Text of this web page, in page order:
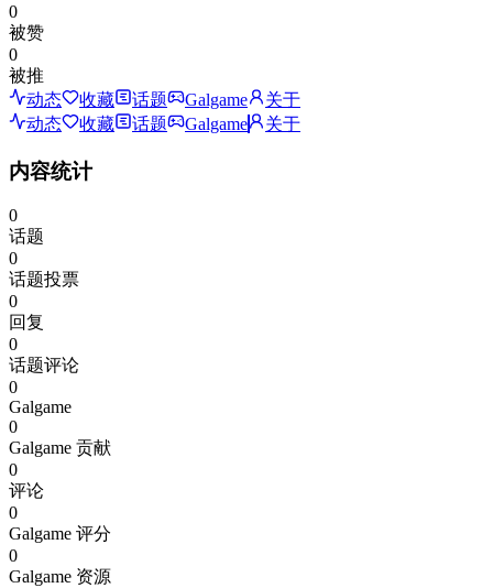
0
被赞
0
被推
动态
收藏 话题 Galgame
关于
动态
收藏 话题 Galgame 关于
内容统计
0
话题
0
话题投票
0
回复
0
话题评论
0
Galgame
0
Galgame 贡献
0
评论
0
Galgame 评分
0
Galgame 资源